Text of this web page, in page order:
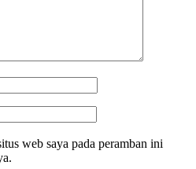
web saya pada peramban ini